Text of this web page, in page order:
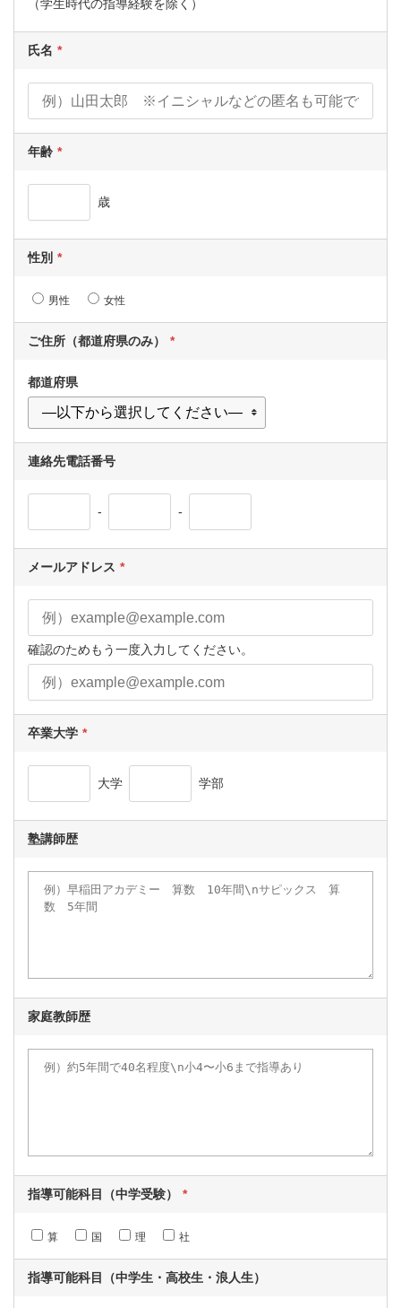
（学生時代の指導経験を除く）
氏名
年齢
歳
性別
男性 女性
ご住所（都道府県のみ）
都道府県
連絡先電話番号
- -
メールアドレス
確認のためもう一度入力してください。
卒業大学
大学 学部
塾講師歴
家庭教師歴
指導可能科目（中学受験）
算 国 理 社
指導可能科目 （中学生・高校生・浪人生）